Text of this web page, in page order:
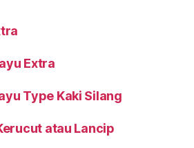
Extra
Type Kaki Silang
atau Lancip